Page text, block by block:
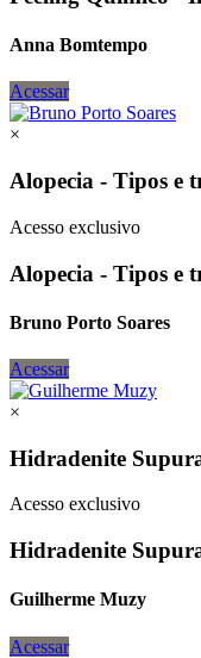
Anna Bomtempo
Acessar
×
Alopecia - Tipos e
Acesso exclusivo
Alopecia - Tipos e
Bruno Porto Soares
Acessar
×
Hidradenite
Acesso exclusivo
Hidradenite
Guilherme Muzy
Acessar